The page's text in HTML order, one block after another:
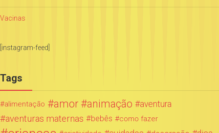
Vacinas
[instagram-feed]
Tags
alimentação amor animação aventura
aventuras maternas bebês como fazer